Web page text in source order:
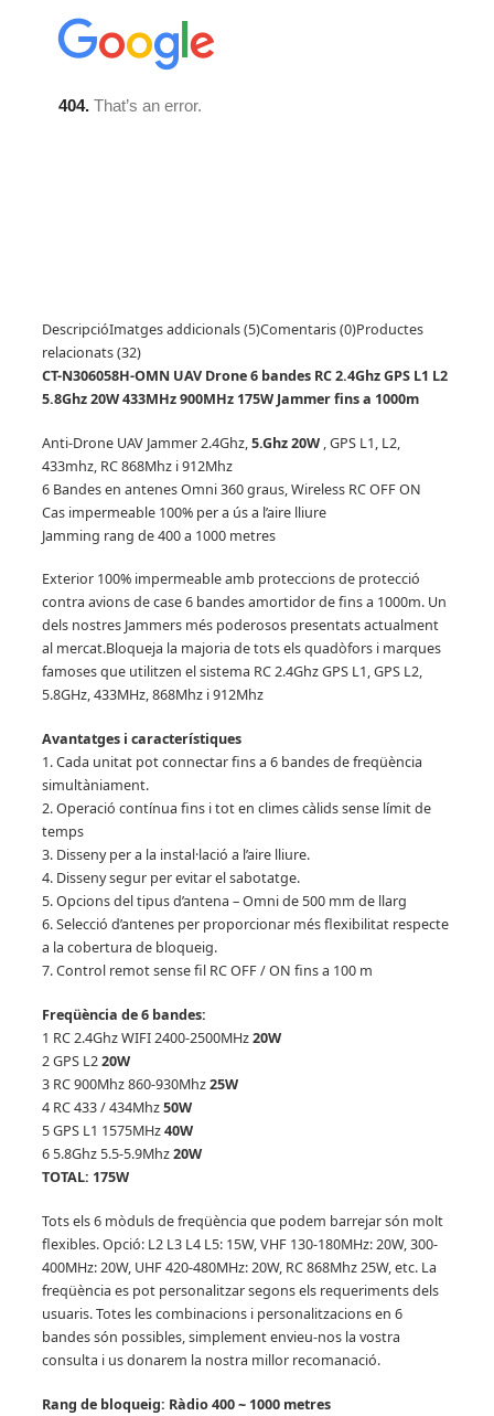
DescripcióImatges addicionals (5)Comentaris (0)Productes
relacionats (32)
CT-N306058H-OMN UAV Drone 6 bandes RC 2.4Ghz GPS L1 L2
5.8Ghz 20W 433MHz 900MHz 175W Jammer fins a 1000m
Anti-Drone UAV Jammer 2.4Ghz,5.Ghz 20W, GPS L1, L2,
433mhz, RC 868Mhz i 912Mhz
6 Bandes en antenes Omni 360 graus, Wireless RC OFF ON
Cas impermeable 100% per a ús a l’aire lliure
Jamming rang de 400 a 1000 metres
Exterior 100% impermeable amb proteccions de protecció
contra avions de case 6 bandes amortidor de fins a 1000m. Un
dels nostres Jammers més poderosos presentats actualment
al mercat.Bloqueja la majoria de tots els quadòfors i marques
famoses que utilitzen el sistema RC 2.4Ghz GPS L1, GPS L2,
5.8GHz, 433MHz, 868Mhz i 912Mhz
Avantatges i característiques
1. Cada unitat pot connectar fins a 6 bandes de freqüència
simultàniament.
2. Operació contínua fins i tot en climes càlids sense límit de
temps
3. Disseny per a la instal·lació a l’aire lliure.
4. Disseny segur per evitar el sabotatge.
5. Opcions del tipus d’antena – Omni de 500 mm de llarg
6. Selecció d’antenes per proporcionar més flexibilitat respecte
a la cobertura de bloqueig.
7. Control remot sense fil RC OFF / ON fins a 100 m
Freqüència de 6 bandes:
1 RC 2.4Ghz WIFI 2400-2500MHz20W
2 GPS L220W
3 RC 900Mhz 860-930Mhz25W
4 RC 433 / 434Mhz50W
5 GPS L1 1575MHz40W
6 5.8Ghz 5.5-5.9Mhz20W
TOTAL: 175W
Tots els 6 mòduls de freqüència que podem barrejar són molt
flexibles.Opció: L2 L3 L4 L5: 15W, VHF 130-180MHz: 20W, 300-
400MHz: 20W, UHF 420-480MHz: 20W, RC 868Mhz 25W, etc. La
freqüència es pot personalitzar segons els requeriments dels
usuaris.Totes les combinacions i personalitzacions en 6
bandes són possibles, simplement envieu-nos la vostra
consulta i us donarem la nostra millor recomanació.
Rang de bloqueig: Ràdio 400 ~ 1000 metres